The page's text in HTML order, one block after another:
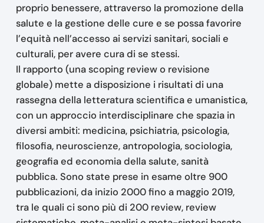
proprio benessere, attraverso la promozione della
salute e la gestione delle cure e se possa favorire
l’equità nell’accesso ai servizi sanitari, sociali e
culturali, per avere cura di se stessi.
Il rapporto (una scoping review o revisione
globale) mette a disposizione i risultati di una
rassegna della letteratura scientifica e umanistica,
con un approccio interdisciplinare che spazia in
diversi ambiti: medicina, psichiatria, psicologia,
filosofia, neuroscienze, antropologia, sociologia,
geografia ed economia della salute, sanità
pubblica. Sono state prese in esame oltre 900
pubblicazioni, da inizio 2000 fino a maggio 2019,
tra le quali ci sono più di 200 review, review